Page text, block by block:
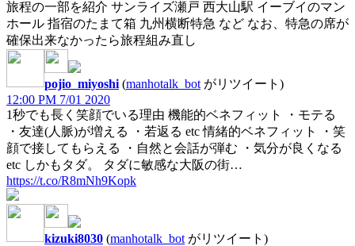
旅程の一部を紹介 サンライズ瀬戸 西大山駅 イーブイのマン
ホール 指宿のたまて箱 九州横断特急 など なお、特急の席が
確保出来なかったら旅程組み直し
pojio_miyoshi (manhotalk_bot がリツイート)
12:00 PM 7/01 2020
1秒でも長く笑顔でいる理由 機能的ベネフィット ・モテる
・友達(人脈)が増える ・若返る etc 情緒的ベネフィット ・笑
顔で接してもらえる ・自然と会話が弾む ・気分が良くなる
etc しかもタダ。 タダに敏感な大阪の街…
https://t.co/R8mNh9Kopk
kizuki8030 (manhotalk_bot がリツイート)